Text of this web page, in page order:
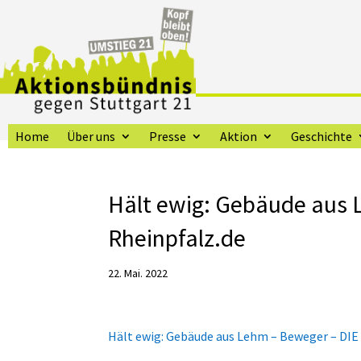
Home Über uns Presse Aktion Geschichte
Hält ewig: Gebäude aus
Rheinpfalz.de
22. Mai. 2022
Hält ewig: Gebäude aus Lehm – Beweger – DIE